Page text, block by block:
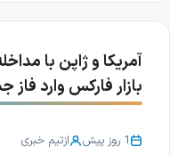
آمریکا و ژاپن با
بازار فارکس وارد فاز
1 روز پیش ازتیم خبری